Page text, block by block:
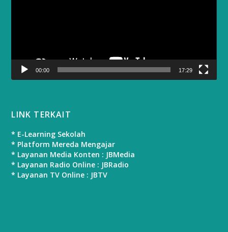
00:00 17:29
LINK TERKAIT
* E-Learning Sekolah
* Platform Mereda Mengajar
* Layanan Media Konten : JBMedia
* Layanan Radio Online : JBRadio
* Layanan TV Online : JBTV